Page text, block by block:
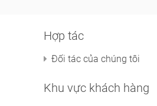
Hợp tác
Đối tác của chúng tôi
Khu vực khách hàng